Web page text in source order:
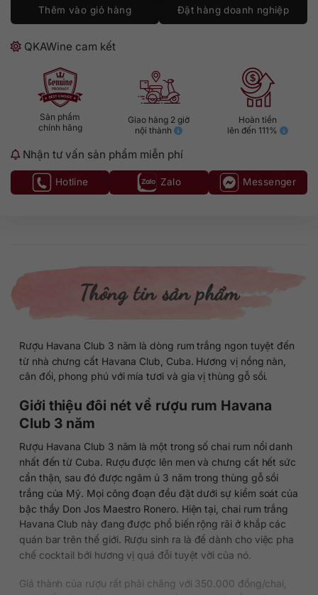
Thêm vào giỏ hàng Đặt hàng doanh nghiệp
QKAWine cam kết
Sản phẩm
chính hãng
Giao hàng 2 giờ
nội thành
Hoàn tiền
lên đến 111%
Nhận tư vấn sản phẩm miễn phí
Hotline Zalo Messenger
Thông tin sản phẩm
Rượu Havana Club 3 năm là dòng rum trắng ngon tuyệt đến
từ nhà chưng cất Havana Club, Cuba. Hương vị nồng nàn,
cân đối, phong phú với mía tươi và gia vị thùng gỗ sồi.
Giới thiệu đôi nét về rượu rum Havana
Club 3 năm
Rượu Havana Club 3 năm là một trong số chai rum nổi danh
nhất đến từ Cuba. Rượu được lên men và chưng cất hết sức
cẩn thận, sau đó được ngâm ủ 3 năm trong thùng gỗ sồi
trắng của Mỹ. Mọi công đoạn đều đặt dưới sự kiểm soát của
bậc thầy Don Jos Maestro Ronero. Hiện tại, chai rum trắng
Havana Club này đang được phổ biến rộng rãi ở khắp các
quán bar trên thế giới. Rượu sinh ra là để dành cho việc pha
chế cocktail bởi hương vị quá đỗi tuyệt vời của nó.
Giá thành của rượu rất phải chăng với 350.000 đồng/chai,